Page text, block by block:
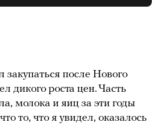
закупаться после Нового
дикого роста цен. Часть
молока и яиц за эти годы
то, что я увидел, оказалось